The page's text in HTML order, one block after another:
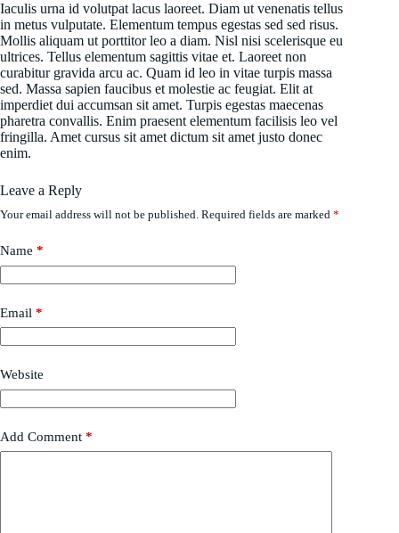
Iaculis urna id volutpat lacus laoreet. Diam ut venenatis tellus
in metus vulputate. Elementum tempus egestas sed sed risus.
Mollis aliquam ut porttitor leo a diam. Nisl nisi scelerisque eu
ultrices. Tellus elementum sagittis vitae et. Laoreet non
curabitur gravida arcu ac. Quam id leo in vitae turpis massa
sed. Massa sapien faucibus et molestie ac feugiat. Elit at
imperdiet dui accumsan sit amet. Turpis egestas maecenas
pharetra convallis. Enim praesent elementum facilisis leo vel
fringilla. Amet cursus sit amet dictum sit amet justo donec
enim.
Leave a Reply
Your email address will not be published. Required fields are marked *
Name *
Email *
Website
Add Comment *